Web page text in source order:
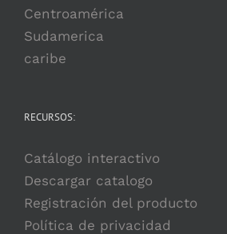
Centroamérica
Sudamerica
caribe
RECURSOS:
Catálogo interactivo
Descargar catalogo
Registración del producto
Política de privacidad